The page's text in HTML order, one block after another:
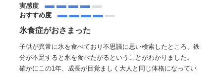
実感度
おすすめ度
氷食症がおさまった
子供が異常に氷を食べており不思議に思い検索したところ、鉄
分が不足すると氷を食べたがるということがわかりました。
確かにこの1年、成長が目覚ましく大人と同じ体格になってい